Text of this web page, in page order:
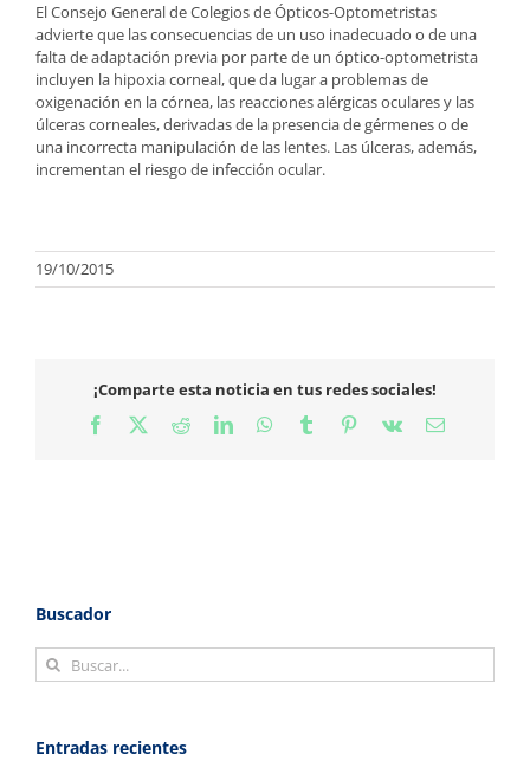
El Consejo General de Colegios de Ópticos-Optometristas
advierte que las consecuencias de un uso inadecuado o de una
falta de adaptación previa por parte de un óptico-optometrista
incluyen la hipoxia corneal, que da lugar a problemas de
oxigenación en la córnea, las reacciones alérgicas oculares y las
úlceras corneales, derivadas de la presencia de gérmenes o de
una incorrecta manipulación de las lentes. Las úlceras, además,
incrementan el riesgo de infección ocular.
19/10/2015
¡Comparte esta noticia en tus redes sociales!
Facebook
X RedditLinkedInWhatsApp
TumblrPinterest
Vk
Correo
Buscador
Buscar:
Entradas recientes